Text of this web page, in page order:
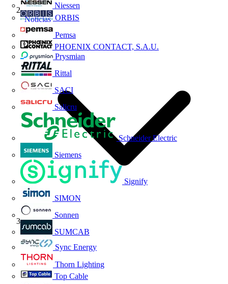
Niessen
ORBIS
Pemsa
PHOENIX CONTACT, S.A.U.
Prysmian
Rittal
SACI
Salicru
Schneider Electric
Siemens
Signify
SIMON
Sonnen
SUMCAB
Sync Energy
Thorn Lighting
Top Cable
Noticias
Volti TV